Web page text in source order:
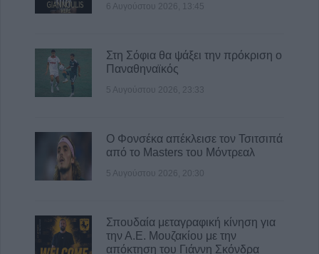
6 Αυγούστου 2026, 13:45
Στη Σόφια θα ψάξει την πρόκριση ο
Παναθηναϊκός
5 Αυγούστου 2026, 23:33
Ο Φονσέκα απέκλεισε τον Τσιτσιπά
από το Masters του Μόντρεαλ
5 Αυγούστου 2026, 20:30
Σπουδαία μεταγραφική κίνηση για
την Α.Ε. Μουζακίου με την
απόκτηση του Γιάννη Σκόνδρα